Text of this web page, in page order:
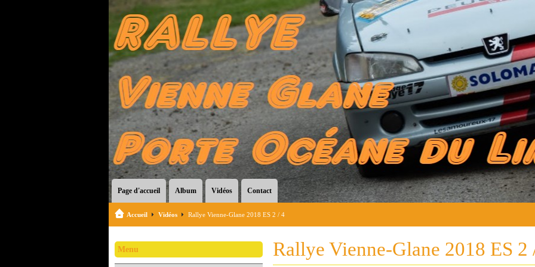
Page d'accueil Album Vidéos Contact
Accueil Vidéos Rallye Vienne-Glane 2018 ES 2 / 4
Rallye Vienne-Glane 2018 ES 2
Menu